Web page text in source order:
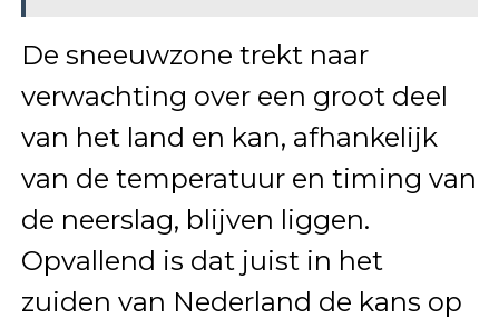
De sneeuwzone trekt naar
verwachting over een groot deel
van het land en kan, afhankelijk
van de temperatuur en timing van
de neerslag, blijven liggen.
Opvallend is dat juist in het
zuiden van Nederland de kans op